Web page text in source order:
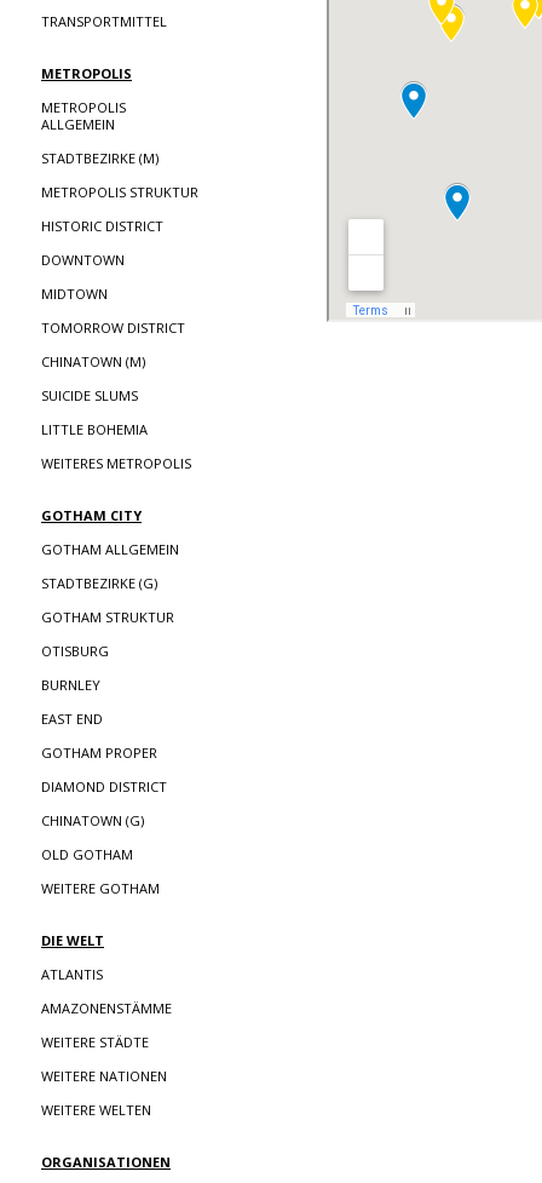
TRANSPORTMITTEL
METROPOLIS
METROPOLIS
ALLGEMEIN
STADTBEZIRKE (M)
METROPOLIS STRUKTUR
HISTORIC DISTRICT
DOWNTOWN
MIDTOWN
TOMORROW DISTRICT
CHINATOWN (M)
SUICIDE SLUMS
LITTLE BOHEMIA
WEITERES METROPOLIS
GOTHAM CITY
GOTHAM ALLGEMEIN
STADTBEZIRKE (G)
GOTHAM STRUKTUR
OTISBURG
BURNLEY
EAST END
GOTHAM PROPER
DIAMOND DISTRICT
CHINATOWN (G)
OLD GOTHAM
WEITERE GOTHAM
DIE WELT
ATLANTIS
AMAZONENSTÄMME
WEITERE STÄDTE
WEITERE NATIONEN
WEITERE WELTEN
ORGANISATIONEN